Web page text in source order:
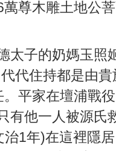
尊木雕土地公
太子的奶媽玉照
代住持都是由
平家在壇浦戰
有他一人被源氏
1年)在這裡隱